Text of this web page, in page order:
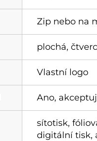
Zip nebo na
plochá,
Vlastní logo
Ano,
sítotisk,
digitální tisk,